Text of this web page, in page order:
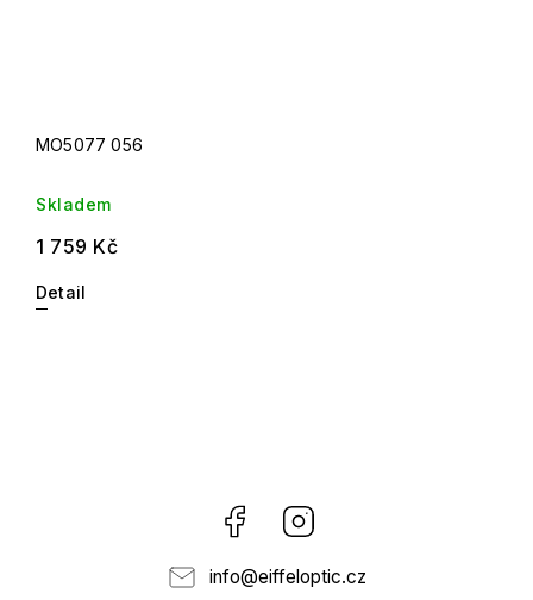
MO5077 056
Skladem
1 759 Kč
Detail
Facebook
info@eiffeloptic.cz